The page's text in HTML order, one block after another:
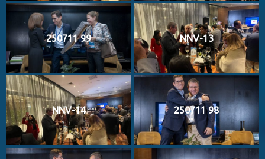
250711 99 NNV-13
NNV-14 250711 98